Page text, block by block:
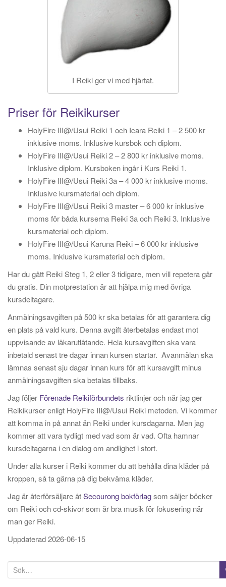
I Reiki ger vi med hjärtat.
Priser för Reikikurser
HolyFire III@/Usui Reiki 1 och Icara Reiki 1 – 2 500 kr
inklusive moms. Inklusive kursbok och diplom.
HolyFire III@/Usui Reiki 2 – 2 800 kr inklusive moms.
Inklusive diplom. Kursboken ingår i Kurs Reiki 1.
HolyFire III@/Usui Reiki 3a – 4 000 kr inklusive moms.
Inklusive kursmaterial och diplom.
HolyFire III@/Usui Reiki 3 master – 6 000 kr inklusive
moms för båda kurserna Reiki 3a och Reiki 3. Inklusive
kursmaterial och diplom.
HolyFire III@/Usui Karuna Reiki – 6 000 kr inklusive
moms. Inklusive kursmaterial och diplom.
Har du gått Reiki Steg 1, 2 eller 3 tidigare, men vill repetera går
du gratis. Din motprestation är att hjälpa mig med övriga
kursdeltagare.
Anmälningsavgiften på 500 kr ska betalas för att garantera dig
en plats på vald kurs. Denna avgift återbetalas endast mot
uppvisande av läkarutlåtande. Hela kursavgiften ska vara
inbetald senast tre dagar innan kursen startar. Avanmälan ska
lämnas senast sju dagar innan kurs för att kursavgift minus
anmälningsavgiften ska betalas tillbaks.
Jag följer Förenade Reikiförbundets riktlinjer och när jag ger
Reikikurser enligt HolyFire III@/Usui Reiki metoden. Vi kommer
att komma in på annat än Reiki under kursdagarna. Men jag
kommer att vara tydligt med vad som är vad. Ofta hamnar
kursdeltagarna i en dialog om andlighet i stort.
Under alla kurser i Reiki kommer du att behålla dina kläder på
kroppen, så ta gärna på dig bekväma kläder.
Jag är återförsäljare åtSecourong bokförlagsom säljer böcker
om Reiki och cd-skivor som är bra musik för fokusering när
man ger Reiki.
Uppdaterad 2026-06-15
ö